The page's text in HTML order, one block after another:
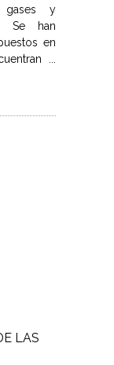
gases y
Se han
en
...
LAS